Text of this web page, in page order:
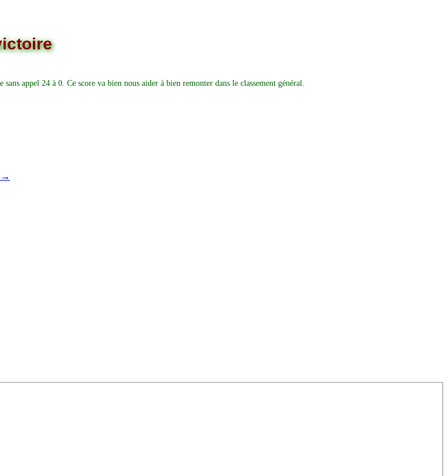
appel 24 à 0. Ce score va bien nous aider à bien remonter dans le classement général.
→